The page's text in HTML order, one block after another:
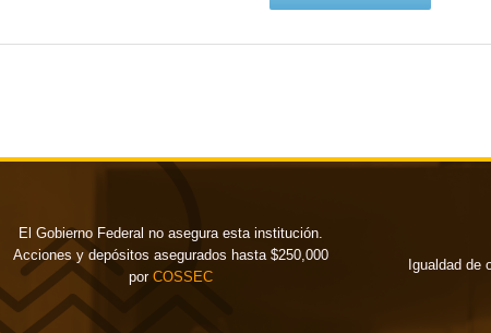
El Gobierno Federal no asegura esta institución.
Acciones y depósitos asegurados hasta $250,000
porCOSSEC
Igualdad de